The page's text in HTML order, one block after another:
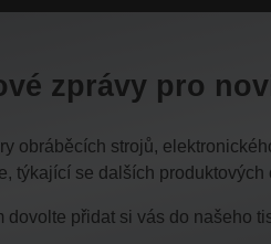
zprávy pro
obráběcích strojů,
týkající se dalších
přidat si vás do našeho